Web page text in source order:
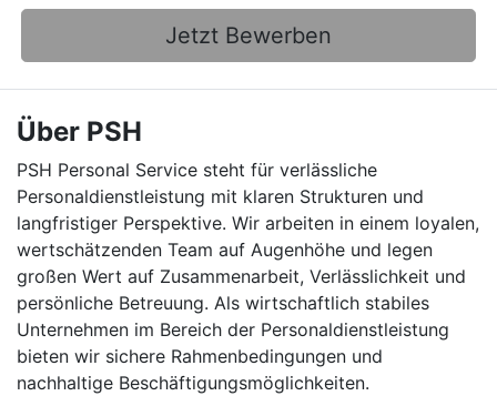
Jetzt Bewerben
Über PSH
PSH Personal Service steht für verlässliche
Personaldienstleistung mit klaren Strukturen und
langfristiger Perspektive. Wir arbeiten in einem loyalen,
wertschätzenden Team auf Augenhöhe und legen
großen Wert auf Zusammenarbeit, Verlässlichkeit und
persönliche Betreuung. Als wirtschaftlich stabiles
Unternehmen im Bereich der Personaldienstleistung
bieten wir sichere Rahmenbedingungen und
nachhaltige Beschäftigungsmöglichkeiten.